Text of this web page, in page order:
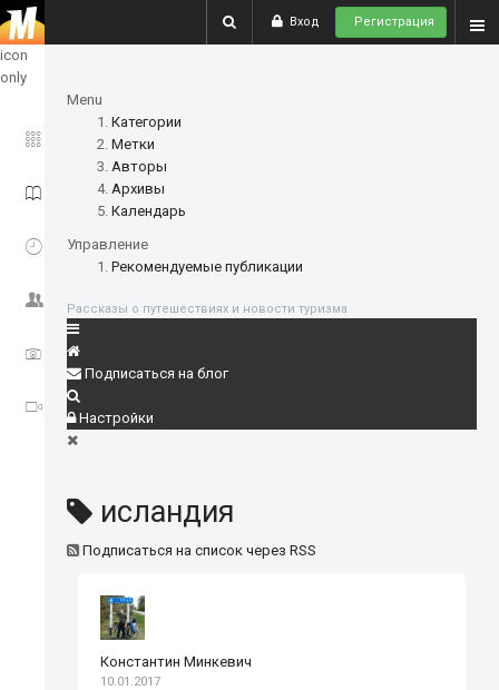
Вход Регистрация
show
icon
only
ГЛАВНОЕ
ИСТОРИИ
СОБЫТИЯ
ФОТО
ВИДЕО
Menu
Категории
Метки
Авторы
Архивы
Календарь
Управление
Рекомендуемые публикации
Рассказы о путешествиях и новости туризма
Подписаться на блог
Настройки
исландия
Подписаться на список через RSS
Константин Минкевич
10.01.2017